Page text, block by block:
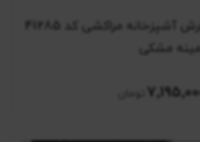
فرش آشپزخانه مراکشی کد 41285
زمینه مشکی